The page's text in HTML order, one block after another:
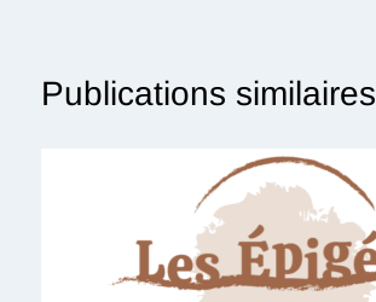
Publications similaires